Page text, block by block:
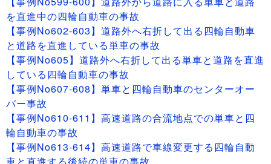
を直進中の四輪自動車の事故
【事例No602-603】道路外へ右折して出る四輪自動車
と道路を直進している単車の事故
【事例No605】道路外へ右折して出る単車と道路を直進
している四輪自動車の事故
【事例No607-608】単車と四輪自動車のセンターオー
バー事故
【事例No610-611】高速道路の合流地点での単車と四
輪自動車の事故
【事例No613-614】高速道路で車線変更する四輪自動